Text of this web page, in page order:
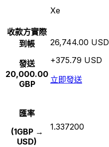
Xe
收款方實際
到帳
發送
20,000.00
GBP
26,744.00 USD
+375.79 USD
立即發送
匯率
(1GBP →
USD)
1.337200